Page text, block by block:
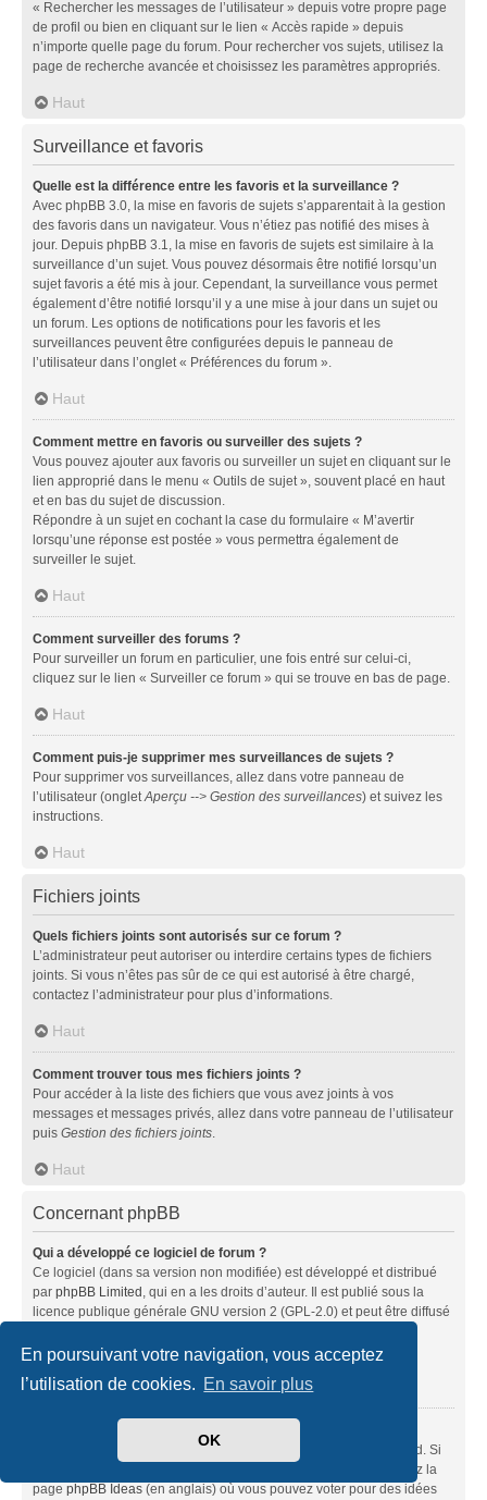
En poursuivant votre navigation, vous acceptez
l’utilisation de cookies. En savoir plus
OK
« Rechercher les messages de l’utilisateur » depuis votre propre page
de profil ou bien en cliquant sur le lien « Accès rapide » depuis
n’importe quelle page du forum. Pour rechercher vos sujets, utilisez la
page de recherche avancée et choisissez les paramètres appropriés.
Haut
Surveillance et favoris
Quelle est la différence entre les favoris et la surveillance ?
Avec phpBB 3.0, la mise en favoris de sujets s’apparentait à la gestion
des favoris dans un navigateur. Vous n’étiez pas notifié des mises à
jour. Depuis phpBB 3.1, la mise en favoris de sujets est similaire à la
surveillance d’un sujet. Vous pouvez désormais être notifié lorsqu’un
sujet favoris a été mis à jour. Cependant, la surveillance vous permet
également d’être notifié lorsqu’il y a une mise à jour dans un sujet ou
un forum. Les options de notifications pour les favoris et les
surveillances peuvent être configurées depuis le panneau de
l’utilisateur dans l’onglet « Préférences du forum ».
Haut
Comment mettre en favoris ou surveiller des sujets ?
Vous pouvez ajouter aux favoris ou surveiller un sujet en cliquant sur le
lien approprié dans le menu « Outils de sujet », souvent placé en haut
et en bas du sujet de discussion.
Répondre à un sujet en cochant la case du formulaire « M’avertir
lorsqu’une réponse est postée » vous permettra également de
surveiller le sujet.
Haut
Comment surveiller des forums ?
Pour surveiller un forum en particulier, une fois entré sur celui-ci,
cliquez sur le lien « Surveiller ce forum » qui se trouve en bas de page.
Haut
Comment puis-je supprimer mes surveillances de sujets ?
Pour supprimer vos surveillances, allez dans votre panneau de
l’utilisateur (ongletAperçu --> Gestion des surveillances) et suivez les
instructions.
Haut
Fichiers joints
Quels fichiers joints sont autorisés sur ce forum ?
L’administrateur peut autoriser ou interdire certains types de fichiers
joints. Si vous n’êtes pas sûr de ce qui est autorisé à être chargé,
contactez l’administrateur pour plus d’informations.
Haut
Comment trouver tous mes fichiers joints ?
Pour accéder à la liste des fichiers que vous avez joints à vos
messages et messages privés, allez dans votre panneau de l’utilisateur
puis Gestion des fichiers joints.
Haut
Concernant phpBB
Qui a développé ce logiciel de forum ?
Ce logiciel (dans sa version non modifiée) est développé et distribué
par phpBB Limited, qui en a les droits d’auteur. Il est publié sous la
licence publique générale GNU version 2 (GPL-2.0) et peut être diffusé
À propos de phpBB» (en anglais).
Haut
Ce logiciel a été développé et mis sous licence par phpBB Limited. Si
vous pensez qu’une fonctionnalité nécessite d’être ajoutée, visitez la
page phpBB Ideas (en anglais) où vous pouvez voter pour des idées